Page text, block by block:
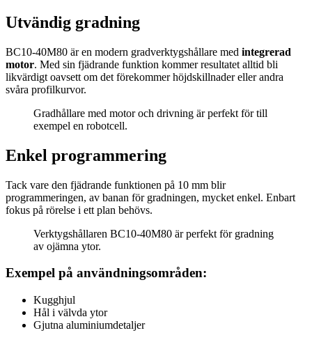
Utvändig gradning
BC10-40M80 är en modern gradverktygshållare med integrerad
motor. Med sin fjädrande funktion kommer resultatet alltid bli
likvärdigt oavsett om det förekommer höjdskillnader eller andra
svåra profilkurvor.
Gradhållare med motor och drivning är perfekt för till
exempel en robotcell.
Enkel programmering
Tack vare den fjädrande funktionen på 10 mm blir
programmeringen, av banan för gradningen, mycket enkel. Enbart
fokus på rörelse i ett plan behövs.
Verktygshållaren BC10-40M80 är perfekt för gradning
av ojämna ytor.
Exempel på användningsområden:
Kugghjul
Hål i välvda ytor
Gjutna aluminiumdetaljer